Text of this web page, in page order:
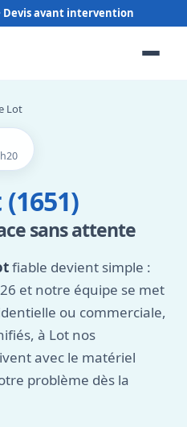
Lot
sans attente
fiable devient simple :
et notre équipe se met
ou commerciale,
à Lot nos
avec le matériel
problème dès la